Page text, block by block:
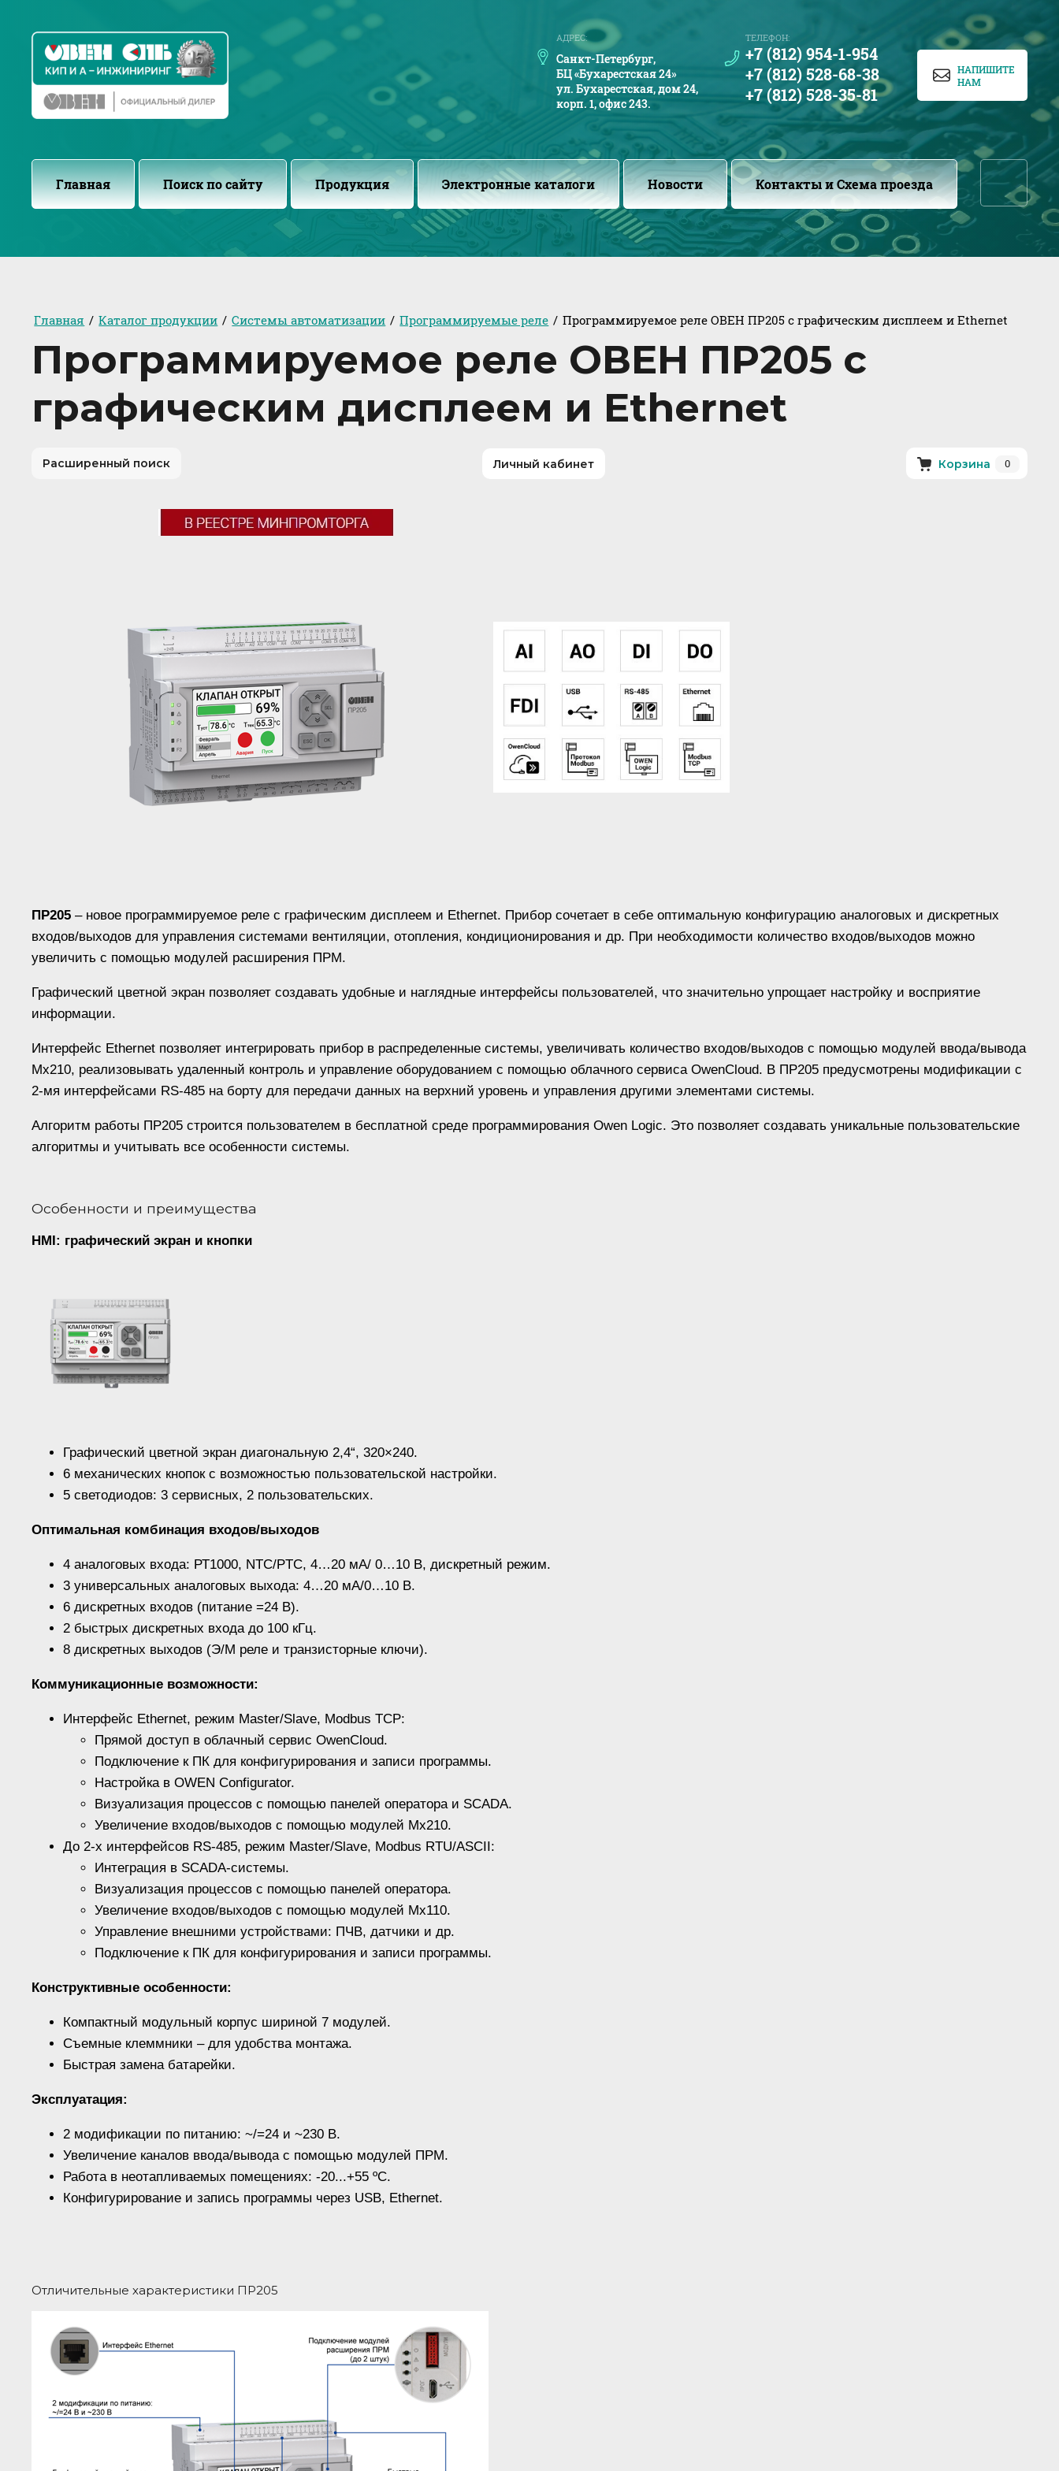
АДРЕС:
Санкт-Петербург,
БЦ «Бухарестская 24»
ул. Бухарестская, дом 24,
корп. 1, офис 243.
ТЕЛЕФОН:
+7 (812) 954-1-954
+7 (812) 528-68-38
+7 (812) 528-35-81
НАПИШИТЕ
НАМ
Главная Поиск по сайту Продукция Электронные каталоги Новости Контакты и Схема проезда ...
Главная / Каталог продукции / Системы автоматизации / Программируемые реле / Программируемое реле ОВЕН ПР205 с графическим дисплеем и Ethernet
Программируемое реле ОВЕН ПР205 с
графическим дисплеем и Ethernet
Расширенный поиск Личный кабинет Корзина 0
ПР205 – новое программируемое реле с графическим дисплеем и Ethernet. Прибор сочетает в себе оптимальную конфигурацию аналоговых и дискретных
входов/выходов для управления системами вентиляции, отопления, кондиционирования и др. При необходимости количество входов/выходов можно
увеличить с помощью модулей расширения ПРМ.
Графический цветной экран позволяет создавать удобные и наглядные интерфейсы пользователей, что значительно упрощает настройку и восприятие
информации.
Интерфейс Ethernet позволяет интегрировать прибор в распределенные системы, увеличивать количество входов/выходов с помощью модулей ввода/вывода
Мх210, реализовывать удаленный контроль и управление оборудованием с помощью облачного сервиса OwenCloud. В ПР205 предусмотрены модификации с
2-мя интерфейсами RS-485 на борту для передачи данных на верхний уровень и управления другими элементами системы.
Алгоритм работы ПР205 строится пользователем в бесплатной среде программирования Owen Logic. Это позволяет создавать уникальные пользовательские
алгоритмы и учитывать все особенности системы.
Особенности и преимущества
HMI: графический экран и кнопки
Графический цветной экран диагональную 2,4“, 320×240.
6 механических кнопок с возможностью пользовательской настройки.
5 светодиодов: 3 сервисных, 2 пользовательских.
Оптимальная комбинация входов/выходов
4 аналоговых входа: РТ1000, NTC/PTC, 4…20 мА/ 0…10 В, дискретный режим.
3 универсальных аналоговых выхода: 4…20 мА/0…10 В.
6 дискретных входов (питание =24 В).
2 быстрых дискретных входа до 100 кГц.
8 дискретных выходов (Э/М реле и транзисторные ключи).
Коммуникационные возможности:
Интерфейс Ethernet, режим Master/Slave, Modbus TCP:
Прямой доступ в облачный сервис OwenCloud.
Подключение к ПК для конфигурирования и записи программы.
Настройка в OWEN Configurator.
Визуализация процессов с помощью панелей оператора и SCADA.
Увеличение входов/выходов с помощью модулей Мх210.
До 2-х интерфейсов RS-485, режим Master/Slave, Modbus RTU/ASCII:
Интеграция в SCADA-системы.
Визуализация процессов с помощью панелей оператора.
Увеличение входов/выходов с помощью модулей Мх110.
Управление внешними устройствами: ПЧВ, датчики и др.
Подключение к ПК для конфигурирования и записи программы.
Конструктивные особенности:
Компактный модульный корпус шириной 7 модулей.
Съемные клеммники – для удобства монтажа.
Быстрая замена батарейки.
Эксплуатация:
2 модификации по питанию: ~/=24 и ~230 В.
Увеличение каналов ввода/вывода с помощью модулей ПРМ.
Работа в неотапливаемых помещениях: -20...+55 ºС.
Конфигурирование и запись программы через USB, Ethernet.
Отличительные характеристики ПР205